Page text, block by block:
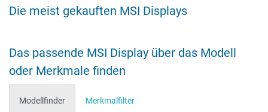
Die meist gekauften MSI Displays
Das passende MSI Display über das Modell
oder Merkmale finden
Modellfinder Merkmalfilter